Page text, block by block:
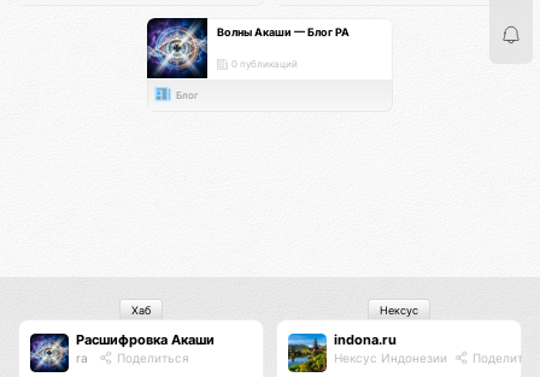
Волны Акаши — Блог РА
0 публикаций
Блог
Расшифровка Акаши
ra Поделиться
Хаб
indona.ru
Нексус Индонезии
Нексус